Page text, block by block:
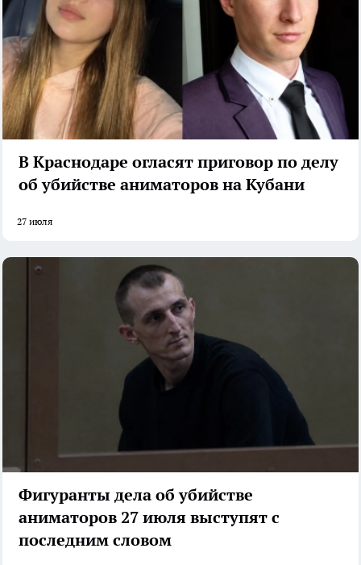
В Краснодаре огласят приговор по делу
об убийстве аниматоров на Кубани
27 июля
Фигуранты дела об убийстве
аниматоров 27 июля выступят с
последним словом